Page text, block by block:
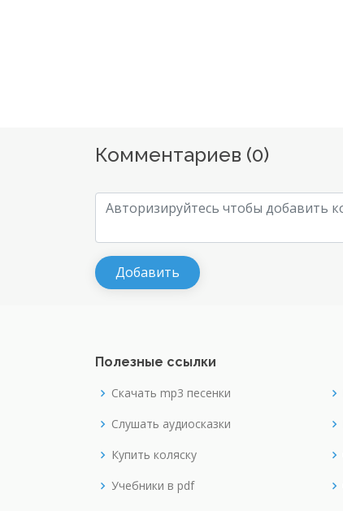
Комментариев (0)
Полезные ссылки
Скачать mp3 песенки
Слушать аудиосказки
Купить коляску
Учебники в pdf